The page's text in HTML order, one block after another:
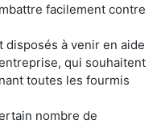
facilement contre
disposés à venir en aide
qui souhaitent
toutes les fourmis
nombre de